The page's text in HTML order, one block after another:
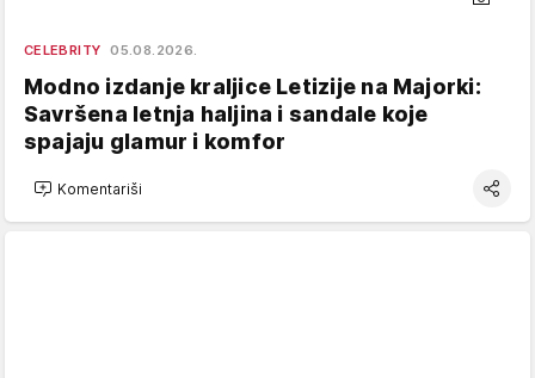
CELEBRITY 05.08.2026.
Modno izdanje kraljice Letizije na Majorki:
Savršena letnja haljina i sandale koje
spajaju glamur i komfor
Komentariši